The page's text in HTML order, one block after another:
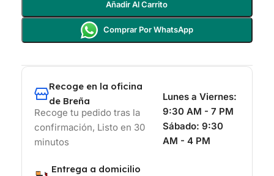
Añadir Al Carrito
Comprar Por WhatsApp
Recoge en la oficina
de Breña
Recoge tu pedido tras la
confirmación, Listo en 30
minutos
Lunes a Viernes:
9:30 AM - 7 PM
Sábado: 9:30
AM - 4 PM
Entrega a domicilio